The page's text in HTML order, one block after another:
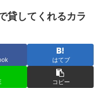
貸してくれるカラ
はてブ
コピー